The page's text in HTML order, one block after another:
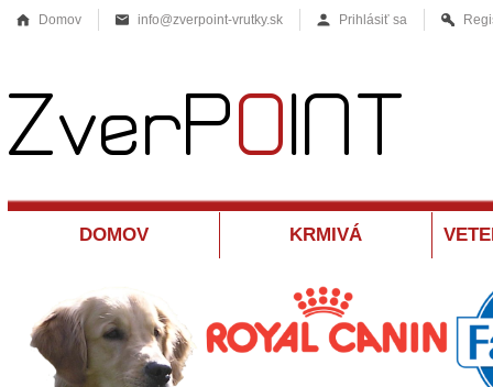
Domov info@zverpoint-vrutky.sk Prihlásiť sa
DOMOV KRMIVÁ